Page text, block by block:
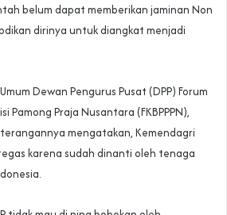
belum dapat memberikan jaminan Non
dirinya untuk diangkat menjadi
Dewan Pengurus Pusat (DPP) Forum
Pamong Praja Nusantara (FKBPPPN),
mengatakan, Kemendagri
karena sudah dinanti oleh tenaga